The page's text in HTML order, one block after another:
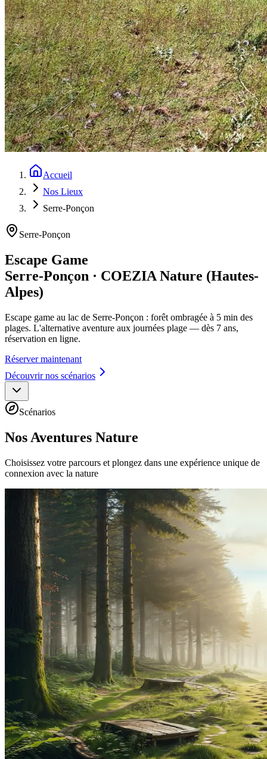
Accueil
Nos Lieux
Serre-Ponçon
Serre-Ponçon
Escape Game
Serre-Ponçon · COEZIA Nature (Hautes-
Alpes)
Escape game au lac de Serre-Ponçon : forêt ombragée à 5 min des
plages. L'alternative aventure aux journées plage — dès 7 ans,
réservation en ligne.
Réserver maintenant
Découvrir nos scénarios
Scénarios
Nos Aventures Nature
Choisissez votre parcours et plongez dans une expérience unique de
connexion avec la nature